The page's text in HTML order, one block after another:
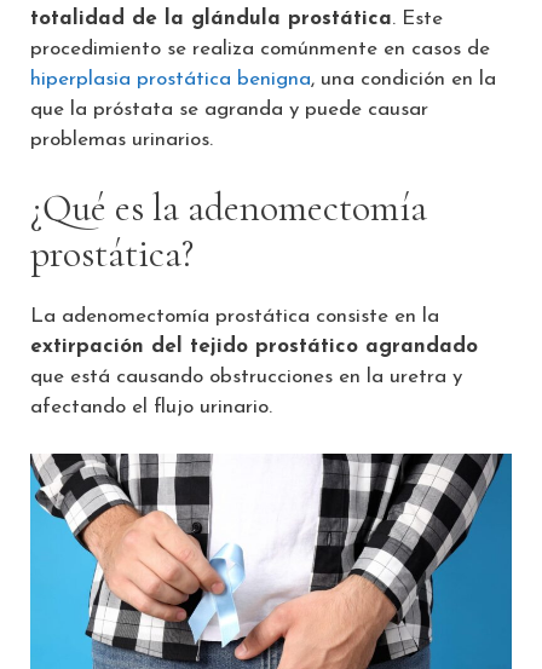
totalidad de la glándula prostática. Este
procedimiento se realiza comúnmente en casos de
hiperplasia prostática benigna, una condición en la
que la próstata se agranda y puede causar
problemas urinarios.
¿Qué es la adenomectomía
prostática?
La adenomectomía prostática consiste en la
extirpación del tejido prostático agrandado
que está causando obstrucciones en la uretra y
afectando el flujo urinario.